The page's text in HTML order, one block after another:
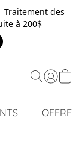
des
à 200$
OFFRE